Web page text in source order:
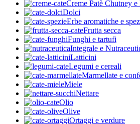
Creme Patè Chutney e
Dolci
Erbe aromatiche e
Frutta secca
Funghi e tartufi
Integrale e
Latticini
Legumi e cereali
Marmellate e
Miele
Nettare
Olio
Olive
Ortaggi e verdure